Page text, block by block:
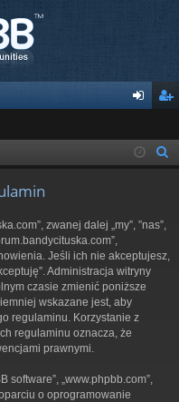
og
ę
ej
si
zwanej dalej „my”, ”nas”,
Jeśli ich nie akceptujesz,
Administracja witryny
czasie zmienić poniższe
wskazane jest, aby
regulaminu. Korzystanie z
regulaminu oznacza, że
prawnymi.
software”, „www.phpbb.com”,
oparciu o oprogramowanie